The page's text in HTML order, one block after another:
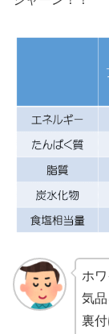
ホ
気
裏付